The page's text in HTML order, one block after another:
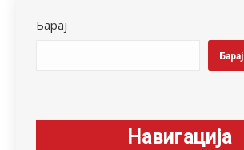
Барај
Барај
Навигација